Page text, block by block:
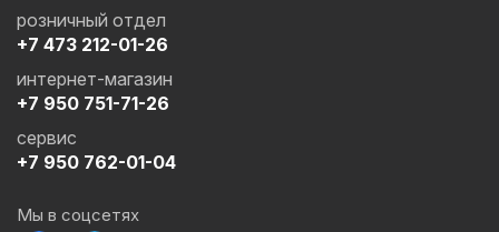
+7 473 212-01-26
розничный отдел
+7 950 751-71-26
интернет-магазин
+7 950 762-01-04
сервис
Мы в соцсетях